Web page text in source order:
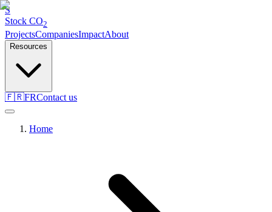
S
Stock CO2
ProjectsCompaniesImpactAbout
Resources
🇫🇷FRContact us
Home